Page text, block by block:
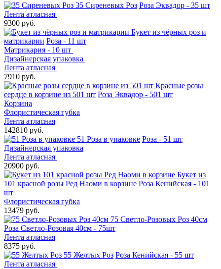
35 Сиреневых Роз Роза Эквадор - 35 шт
Лента атласная
9300 руб.
Букет из чёрных роз и
матрикарии Роза - 11 шт
Матрикария - 10 шт
Дизайнерская упаковка
Лента атласная
7910 руб.
Красные розы
сердце в корзине из 501 шт Роза Эквадор - 501 шт
Корзина
Флористическая губка
Лента атласная
142810 руб.
51 Роза в упаковке Роза - 51 шт
Дизайнерская упаковка
Лента атласная
20900 руб.
Букет из
101 красной розы Ред Наоми в корзине Роза Кенийская - 101
шт
Флористическая губка
13479 руб.
75 Светло-Розовых Роз 40см
Роза Светло-Розовая 40см - 75шт
Лента атласная
8375 руб.
55 Желтых Роз Роза Кенийская - 55 шт
Лента атласная